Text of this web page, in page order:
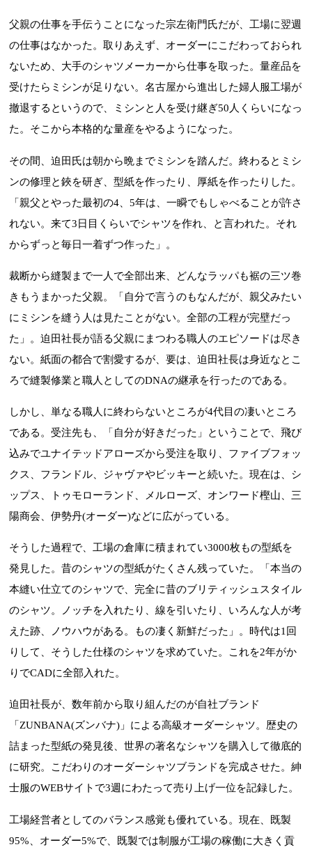
父親の仕事を手伝うことになった宗左衛門氏だが、工場に翌週
の仕事はなかった。取りあえず、オーダーにこだわっておられ
ないため、大手のシャツメーカーから仕事を取った。量産品を
受けたらミシンが足りない。名古屋から進出した婦人服工場が
撤退するというので、ミシンと人を受け継ぎ50人くらいになっ
た。そこから本格的な量産をやるようになった。
その間、迫田氏は朝から晩までミシンを踏んだ。終わるとミシ
ンの修理と鋏を研ぎ、型紙を作ったり、厚紙を作ったりした。
「親父とやった最初の4、5年は、一瞬でもしゃべることが許さ
れない。来て3日目くらいでシャツを作れ、と言われた。それ
からずっと毎日一着ずつ作った」。
裁断から縫製まで一人で全部出来、どんなラッパも裾の三ツ巻
きもうまかった父親。「自分で言うのもなんだが、親父みたい
にミシンを縫う人は見たことがない。全部の工程が完壁だっ
た」。迫田社長が語る父親にまつわる職人のエピソードは尽き
ない。紙面の都合で割愛するが、要は、迫田社長は身近なとこ
ろで縫製修業と職人としてのDNAの継承を行ったのである。
しかし、単なる職人に終わらないところが4代目の凄いところ
である。受注先も、「自分が好きだった」ということで、飛び
込みでユナイテッドアローズから受注を取り、ファイブフォッ
クス、フランドル、ジャヴァやビッキーと続いた。現在は、シ
ップス、トゥモローランド、メルローズ、オンワード樫山、三
陽商会、伊勢丹(オーダー)などに広がっている。
そうした過程で、工場の倉庫に積まれてい3000枚もの型紙を
発見した。昔のシャツの型紙がたくさん残っていた。「本当の
本縫い仕立てのシャツで、完全に昔のブリティッシュスタイル
のシャツ。ノッチを入れたり、線を引いたり、いろんな人が考
えた跡、ノウハウがある。もの凄く新鮮だった」。時代は1回
りして、そうした仕様のシャツを求めていた。これを2年がか
りでCADに全部入れた。
迫田社長が、数年前から取り組んだのが自社ブランド
「ZUNBANA(ズンバナ)」による高級オーダーシャツ。歴史の
詰まった型紙の発見後、世界の著名なシャツを購入して徹底的
に研究。こだわりのオーダーシャツブランドを完成させた。紳
士服のWEBサイトで3週にわたって売り上げ一位を記録した。
工場経営者としてのバランス感覚も優れている。現在、既製
95%、オーダー5%で、既製では制服が工場の稼働に大きく貢